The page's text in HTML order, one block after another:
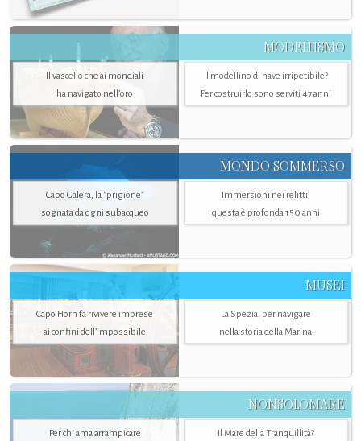
MODELLISMO
Il vascello che ai mondiali
ha navigato nell’oro
Il modellino di nave irripetibile?
Per costruirlo sono serviti 47 anni
MONDO SOMMERSO
Capo Galera, la "prigione"
sognata da ogni subacqueo
Immersioni nei relitti:
questa è profonda 150 anni
MUSEI
Capo Horn fa rivivere imprese
ai confini dell’impossibile
La Spezia. per navigare
nella storia della Marina
NONSOLOMARE
Per chi ama arrampicare
Il Mare della Tranquillità?